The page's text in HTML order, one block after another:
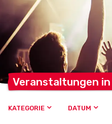
Veranstaltungen in
KATEGORIE DATUM